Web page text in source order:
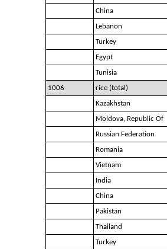
China
Lebanon
Turkey
Egypt
Tunisia
1006
rice (total)
Kazakhstan
Moldova, Republic Of
Russian Federation
Romania
Vietnam
India
China
Pakistan
Thailand
Turkey